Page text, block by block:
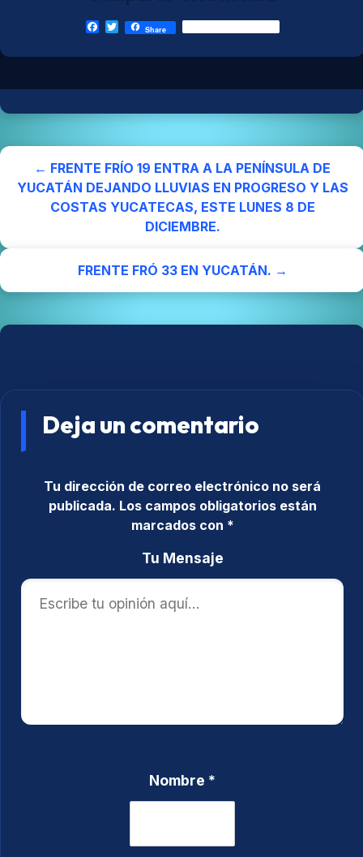
Facebook
Twitter
Share
← FRENTE FRÍO 19 ENTRA A LA PENÍNSULA DE
YUCATÁN DEJANDO LLUVIAS EN PROGRESO Y LAS
COSTAS YUCATECAS, ESTE LUNES 8 DE
DICIEMBRE.
FRENTE FRÓ 33 EN YUCATÁN. →
Deja un comentario
Tu dirección de correo electrónico no será
publicada. Los campos obligatorios están
marcados con *
Tu Mensaje
Nombre *